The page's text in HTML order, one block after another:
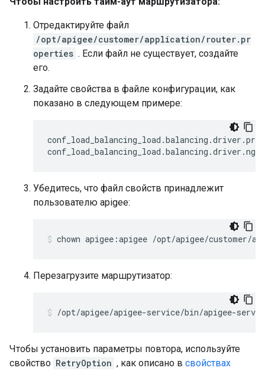
Отредактируйте файл
/opt/apigee/customer/application/router.pr
operties . Если файл не существует, создайте
его.
Задайте свойства в файле конфигурации, как
показано в следующем примере:
conf_load_balancing_load .balancing .driver .
conf_load_balancing_load .balancing .driver .
Убедитесь, что файл свойств принадлежит
пользователю apigee:
chown apigee:apigee /opt/apigee/customer/
Перезагрузите маршрутизатор:
/opt/apigee/apigee-service/bin/apigee-
Чтобы установить параметры повтора, используйте
свойство RetryOption , как описано в свойствах